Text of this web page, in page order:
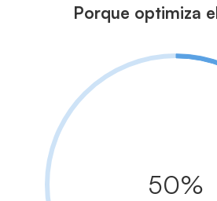
Porque optimiza
50%